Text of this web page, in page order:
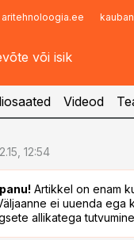
aritehnoloogia.ee
Infopank
Videod
12:54
Artikkel on enam
ei uuenda ega
allikatega tutvumine